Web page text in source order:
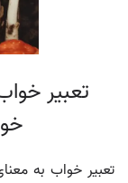
تعبیر
تعبیر خواب به